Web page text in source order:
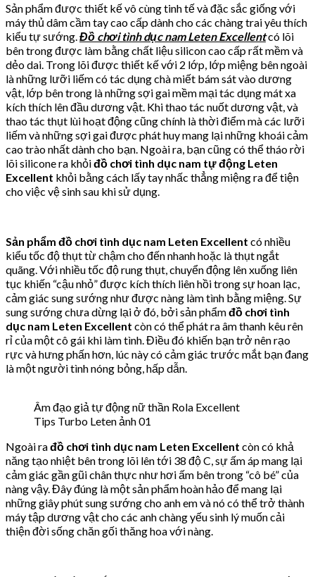
Sản phẩm được thiết kế vô cùng tinh tế và đặc sắc giống với
máy thủ dâm cầm tay cao cấp dành cho các chàng trai yêu thích
kiểu tự sướng. Đồ chơi tình dục nam Leten Excellentcó lõi
bên trong được làm bằng chất liệu silicon cao cấp rất mềm và
dẻo dai. Trong lõi được thiết kế với 2 lớp, lớp miệng bên ngoài
là những lưỡi liếm có tác dụng chà miết bám sát vào dương
vật, lớp bên trong là những sợi gai mềm mại tác dụng mát xa
kích thích lên đầu dương vật. Khi thao tác nuốt dương vật, và
thao tác thụt lùi hoạt động cũng chính là thời điểm mà các lưỡi
liếm và những sợi gai được phát huy mang lại những khoái cảm
cao trào nhất dành cho bạn. Ngoài ra, bạn cũng có thể tháo rời
lõi silicone ra khỏiđồ chơi tình dục nam tự động Leten
Excellent khỏi bằng cách lấy tay nhấc thẳng miệng ra để tiện
cho việc vệ sinh sau khi sử dụng.
Sản phẩm đồ chơi tình dục nam Leten Excellent có nhiều
kiểu tốc độ thụt từ chậm cho đến nhanh hoặc là thụt ngắt
quãng. Với nhiều tốc độ rung thụt, chuyển động lên xuống liên
tục khiến “cậu nhỏ” được kích thích liên hồi trong sự hoan lạc,
cảm giác sung sướng như được nàng làm tình bằng miệng. Sự
sung sướng chưa dừng lại ở đó, bởi sản phẩmđồ chơi tình
dục nam Leten Excellent còn có thể phát ra âm thanh kêu rên
rỉ của một cô gái khi làm tình. Điều đó khiến bạn trở nên rạo
rực và hưng phấn hơn, lúc này có cảm giác trước mắt bạn đang
là một người tình nóng bỏng, hấp dẫn.
Âm đạo giả tự động nữ thần Rola Excellent
Tips Turbo Leten ảnh 01
Ngoài rađồ chơi tình dục nam Leten Excellent còn có khả
năng tạo nhiệt bên trong lõi lên tới 38 độ C, sự ấm áp mang lại
cảm giác gần gũi chân thực như hơi ấm bên trong “cô bé” của
nàng vậy. Đây đúng là một sản phẩm hoàn hảo để mang lại
những giây phút sung sướng cho anh em và nó có thể trở thành
máy tập dương vật cho các anh chàng yếu sinh lý muốn cải
thiện đời sống chăn gối thăng hoa với nàng.